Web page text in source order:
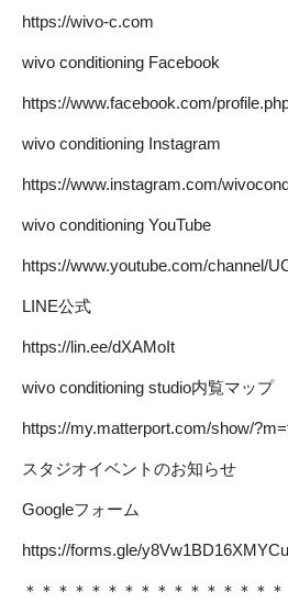
https://wivo-c.com
wivo conditioning Facebook
https://www.facebook.com/
wivo conditioning Instagram
https://www.instagram.com/
wivo conditioning YouTube
https://www.youtube.com/channel/
LINE公式
https://lin.ee/dXAMoIt
wivo conditioning studio内覧マップ
https://my.matterport.com/show/
スタジオイベントのお知らせ
Googleフォーム
https://forms.gle/
＊＊＊＊＊＊＊＊＊＊＊＊＊＊＊